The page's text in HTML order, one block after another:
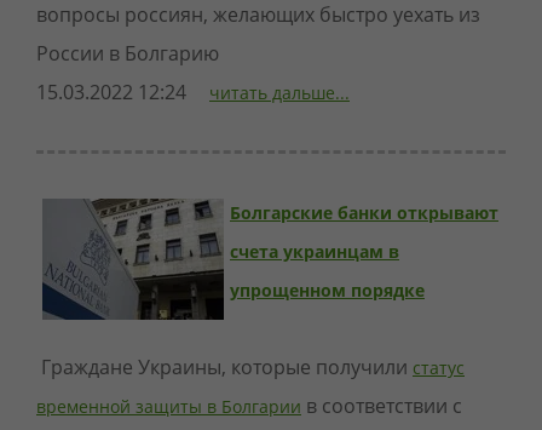
вопросы россиян, желающих быстро уехать из
России в Болгарию
15.03.2022 12:24
читать дальше...
Болгарские банки открывают
счета украинцам в
упрощенном порядке
Граждане Украины, которые получили статус
временной защиты в Болгарии в соответствии с